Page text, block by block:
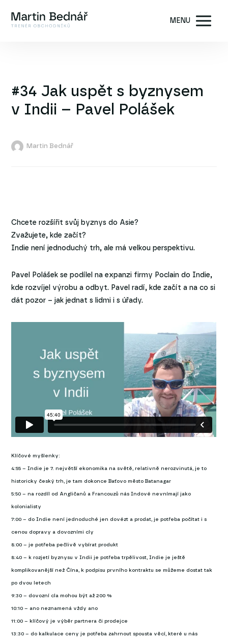
MENU
#34 Jak uspět s byznysem
v Indii – Pavel Polášek
Martin Bednář
Chcete rozšířit svůj byznys do Asie?
Zvažujete, kde začít?
Indie není jednoduchý trh, ale má velkou perspektivu.
Pavel Polášek se podílel na expanzi firmy Poclain do Indie,
kde rozvíjel výrobu a odbyt. Pavel radí, kde začít a na co si
dát pozor – jak jednat s lidmi i s úřady.
Klíčové myšlenky:
4:55 – Indie je 7. největší ekonomika na světě, relativně nerozvinutá, je to
historicky český trh, je tam dokonce Baťovo město Batanagar
5:50 – na rozdíl od Angličanů a Francouzů nás Indové nevnímají jako
kolonialisty
7:00 – do Indie není jednoduché jen dovézt a prodat, je potřeba počítat i s
cenou dopravy a dovozními cly
8:00 – je potřeba pečlivě vybírat produkt
8:40 – k rozjetí byznysu v Indii je potřeba trpělivost, Indie je ještě
komplikovanější než Čína, k podpisu prvního kontraktu se můžeme dostat tak
po dvou letech
9:30 – dovozní cla mohou být až 200 %
10:10 – ano neznamená vždy ano
11:00 – klíčový je výběr partnera či prodejce
13:30 – do kalkulace ceny je potřeba zahrnout spousta věcí, které u nás